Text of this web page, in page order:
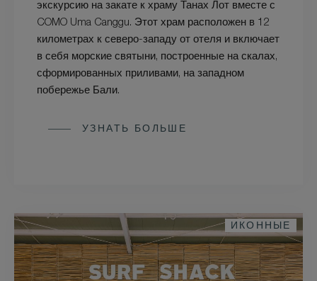
экскурсию на закате к храму Танах Лот вместе с
COMO Uma Canggu. Этот храм расположен в 12
километрах к северо-западу от отеля и включает
в себя морские святыни, построенные на скалах,
сформированных приливами, на западном
побережье Бали.
УЗНАТЬ БОЛЬШЕ
ИКОННЫЕ